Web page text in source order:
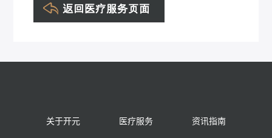
关于开元 医疗服务 资讯指南